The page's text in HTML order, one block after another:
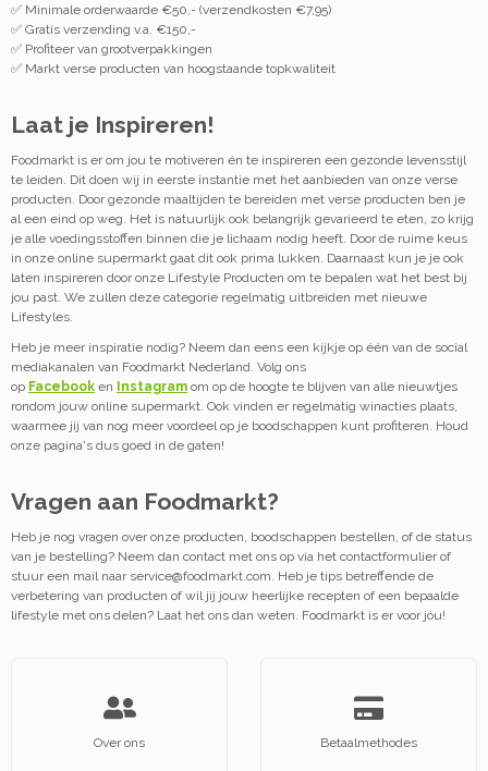
✅ Minimale orderwaarde €50,- (verzendkosten €7,95)
✅ Gratis verzending v.a. €150,-
✅ Profiteer van grootverpakkingen
✅ Markt verse producten van hoogstaande topkwaliteit
Laat je Inspireren!
Foodmarkt is er om jou te motiveren én te inspireren een gezonde levensstijl
te leiden. Dit doen wij in eerste instantie met het aanbieden van onze verse
producten. Door gezonde maaltijden te bereiden met verse producten ben je
al een eind op weg. Het is natuurlijk ook belangrijk gevarieerd te eten, zo krijg
je alle voedingsstoffen binnen die je lichaam nodig heeft. Door de ruime keus
in onze online supermarkt gaat dit ook prima lukken. Daarnaast kun je je ook
laten inspireren door onze Lifestyle Producten om te bepalen wat het best bij
jou past. We zullen deze categorie regelmatig uitbreiden met nieuwe
Lifestyles.
Heb je meer inspiratie nodig? Neem dan eens een kijkje op één van de social
mediakanalen van Foodmarkt Nederland. Volg ons
op Facebook en Instagram om op de hoogte te blijven van alle nieuwtjes
rondom jouw online supermarkt. Ook vinden er regelmatig winacties plaats,
waarmee jij van nog meer voordeel op je boodschappen kunt profiteren. Houd
onze pagina's dus goed in de gaten!
Vragen aan Foodmarkt?
Heb je nog vragen over onze producten, boodschappen bestellen, of de status
van je bestelling? Neem dan contact met ons op via het contactformulier of
stuur een mail naar service@foodmarkt.com. Heb je tips betreffende de
verbetering van producten of wil jij jouw heerlijke recepten of een bepaalde
lifestyle met ons delen? Laat het ons dan weten. Foodmarkt is er voor jóu!
Over ons Betaalmethodes